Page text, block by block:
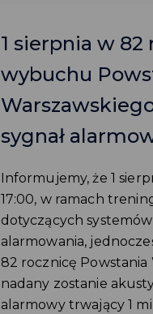
1 sierpnia w 82
wybuchu
Warszawskiego
sygnał
Informujemy, że 1
17:00, w ramach
dotyczących systemów
alarmowania,
82 rocznicę Powstania
nadany zostanie
alarmowy trwający 1